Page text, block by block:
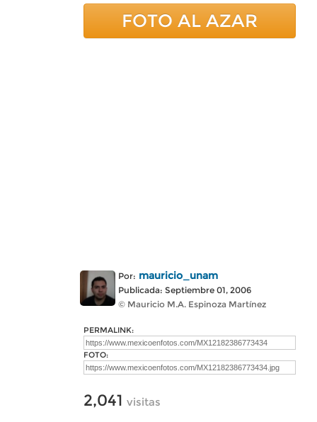
FOTO AL AZAR
Por: mauricio_unam
Publicada: Septiembre 01, 2006
© Mauricio M.A. Espinoza Martínez
PERMALINK:
FOTO:
2,041 visitas